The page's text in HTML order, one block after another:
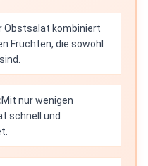
Obstsalat kombiniert
Früchten, die sowohl
Mit nur wenigen
schnell und